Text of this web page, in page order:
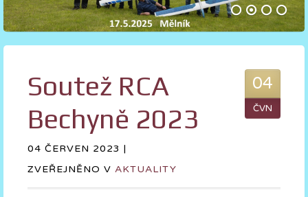
04
ČVN
Soutež RCA
Bechyně 2023
04 ČERVEN 2023 |
ZVEŘEJNĚNO V AKTUALITY